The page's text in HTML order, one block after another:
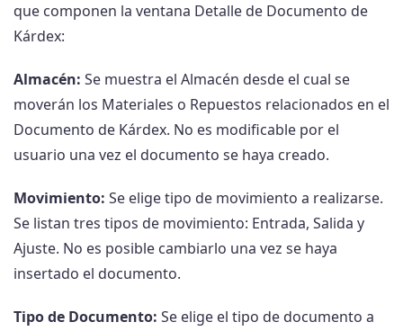
que componen la ventana Detalle de Documento de
Kárdex:
Almacén: Se muestra el Almacén desde el cual se
moverán los Materiales o Repuestos relacionados en el
Documento de Kárdex. No es modificable por el
usuario una vez el documento se haya creado.
Movimiento: Se elige tipo de movimiento a realizarse.
Se listan tres tipos de movimiento: Entrada, Salida y
Ajuste. No es posible cambiarlo una vez se haya
insertado el documento.
Tipo de Documento: Se elige el tipo de documento a